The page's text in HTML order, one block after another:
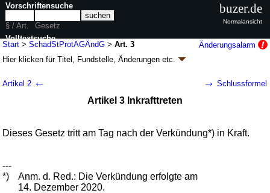
Start >SchadStProtAGÄndG >Art. 3
Änderungsalarm
Hier klicken fürTitel, Fundstelle, Änderungen etc.
Gesetzes zur Ausführung des Protokolls über
Schadstofffreisetzungs- und -
zur Durchführung der Verordnung (EG) Nr.
166/2006 (SchadStProtAGÄndG
k.a.Abk. )
5 Änderungen
Drucksachen / Entwurf / Begründung
wird in 12 Vorschriften zitiert
Artikel 2 ← → Schlussformel
Artikel 3 Inkrafttreten
Dieses Gesetz tritt am Tag nach der Verkündung*) in Kraft.
---
*)
Anm. d. Red.: Die Verkündung erfolgte am
14. Dezember 2020.
Vorschriftensuche
§ / Art.
Gesetz
Volltextsuche
nur in SchadStProtAGÄndG
buzer.de
Normalansicht